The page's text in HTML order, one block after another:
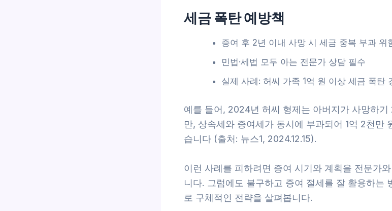
세금 폭탄 예방책
증여 후 2년 이내 사망 시 세금 중복 부과 위
민법·세법 모두 아는 전문가 상담 필수
실제 사례: 허씨 가족 1억 원 이상 세금 폭탄
예를 들어, 2024년 허씨 형제는 아버지가 사망하기
만, 상속세와 증여세가 동시에 부과되어 1억 2천만
습니다 (출처: 뉴스1, 2024.12.15).
이런 사례를 피하려면 증여 시기와 계획을 전문가
니다. 그럼에도 불구하고 증여 절세를 잘 활용하는
로 구체적인 전략을 살펴봅니다.